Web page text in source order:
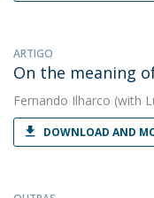
ARTIGO
On the meaning
Fernando Ilharco (with
DOWNLOAD AND